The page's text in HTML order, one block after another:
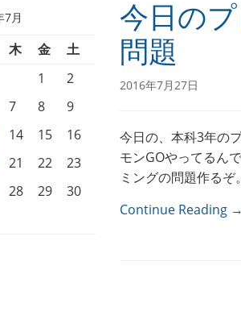
7月
木 金
土
1
2
7 8
9
14 15
16
21 22
23
28 29
30
今日の
問題
2016年7月27日
今日の、本科3年の
モンGOやってるん
ミングの問題作るぞ
Continue Reading →